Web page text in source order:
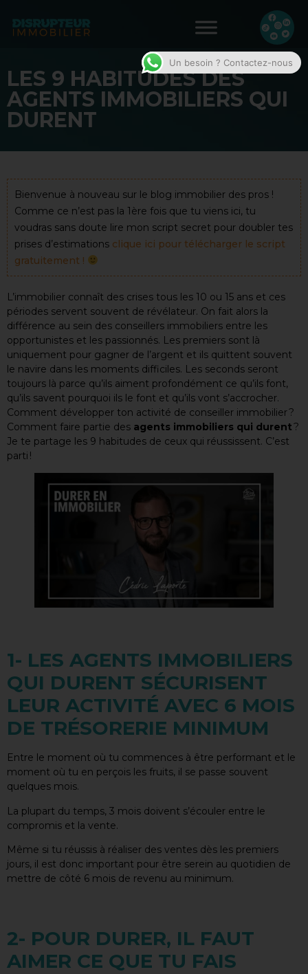
LES 9 HABITUDES DES
AGENTS IMMOBILIERS QUI
DURENT
Bienvenue à nouveau sur le blog immobilier des pros !
Comme ce n’est pas la 1ère fois que tu viens ici, tu
voudras sans doute lire mon script secret pour doubler tes
prises d’estimations clique ici pour télécharger le script
gratuitement !
L’immobilier connaît des crises tous les 10 ou 15 ans et ces
périodes servent souvent de révélateur. On fait alors la
différence au sein des conseillers immobiliers entre les
opportunistes et les passionnés. Les premiers sont là
uniquement pour gagner de l’argent et ils quittent souvent
le navire dans les moments difficiles. Les seconds seront
toujours là parce qu’ils aiment profondément ce qu’ils font,
qu’ils savent pourquoi ils le font et qu’ils vont s’accrocher.
Comment développer ton activité de conseiller immobilier ?
Comment faire partie des agents immobiliers qui durent?
Je te partage les 9 habitudes de ceux qui réussissent. C’est
parti !
1- LES AGENTS IMMOBILIERS
QUI DURENT SÉCURISENT
LEUR ACTIVITÉ AVEC 6 MOIS
DE TRÉSORERIE MINIMUM
Entre le moment où tu commences à être performant et le
moment où tu en perçois les fruits, il se passe souvent
quelques mois.
La plupart du temps, 3 mois doivent s’écouler entre le
compromis et la vente.
Même si tu réussis à réaliser des ventes dès les premiers
jours, il est donc important pour être serein au quotidien de
mettre de côté 6 mois de revenu au minimum.
2- POUR DURER, IL FAUT
AIMER CE QUE TU FAIS
Un besoin ? Contactez-nous